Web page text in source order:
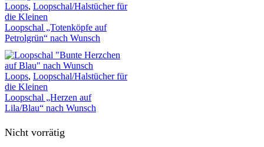
Loops, Loopschal/Halstücher für
die Kleinen
Loopschal „Totenköpfe auf
Petrolgrün“ nach Wunsch
Loops, Loopschal/Halstücher für
die Kleinen
Loopschal „Herzen auf
Lila/Blau“ nach Wunsch
Nicht vorrätig